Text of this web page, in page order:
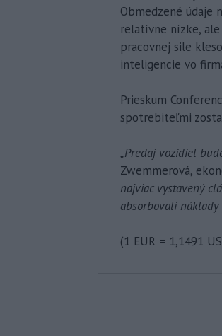
Obmedzené údaje
relatívne nízke,
pracovnej sile
inteligencie vo
Prieskum
spotrebiteľmi
„Predaj vozidiel
Zwemmerová,
najviac vystavený
absorbovali
(1 EUR = 1,1491